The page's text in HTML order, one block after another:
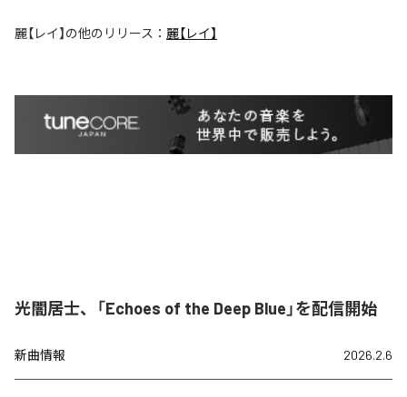
麗【レイ】 の他のリリース： 麗【レイ】
光闇居士、「Echoes of the Deep Blue」を配信開始
新曲情報 2026.2.6